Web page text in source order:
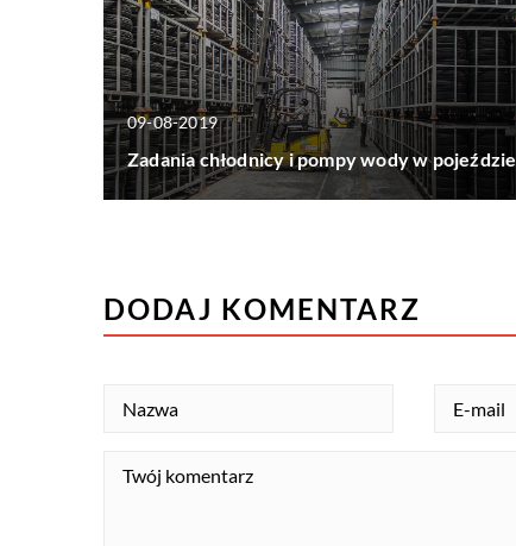
09-08-2019
Zadania chłodnicy i pompy wody w pojeździe
DODAJ KOMENTARZ